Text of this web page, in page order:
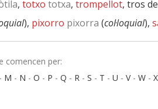
, totxo totxa, trompellot, tros
), pixorro pixorra (col·loquial),
comencen per:
- M - N - O - P - Q - R - S - T - U - V- W - X